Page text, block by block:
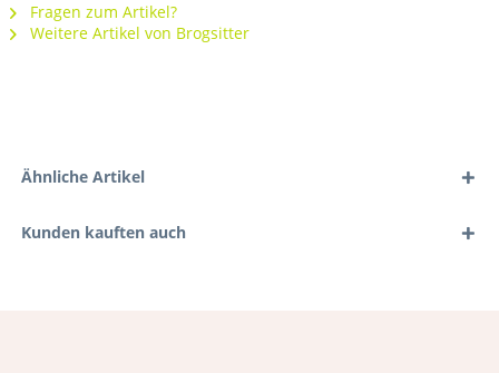
Fragen zum Artikel?
Weitere Artikel von Brogsitter
Ähnliche Artikel
Kunden kauften auch